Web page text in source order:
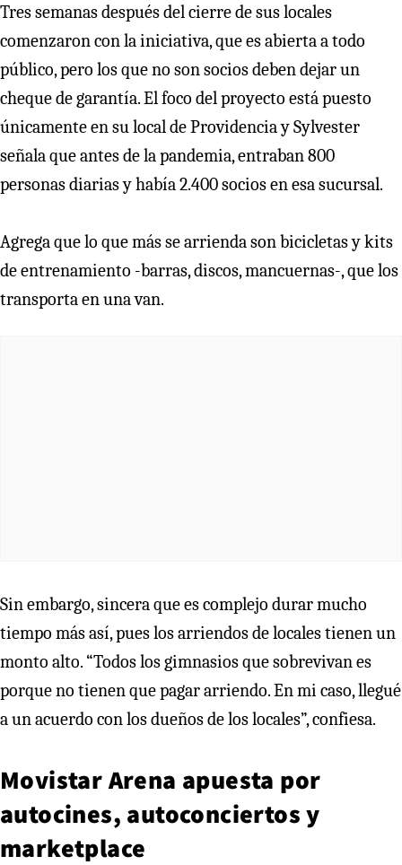
Tres semanas después del cierre de sus locales
comenzaron con la iniciativa, que es abierta a todo
público, pero los que no son socios deben dejar un
cheque de garantía. El foco del proyecto está puesto
únicamente en su local de Providencia y Sylvester
señala que antes de la pandemia, entraban 800
personas diarias y había 2.400 socios en esa sucursal.
Agrega que lo que más se arrienda son bicicletas y kits
de entrenamiento -barras, discos, mancuernas-, que los
transporta en una van.
Sin embargo, sincera que es complejo durar mucho
tiempo más así, pues los arriendos de locales tienen un
monto alto. “Todos los gimnasios que sobrevivan es
porque no tienen que pagar arriendo. En mi caso, llegué
a un acuerdo con los dueños de los locales”, confiesa.
Movistar Arena apuesta por
autocines, autoconciertos y
marketplace